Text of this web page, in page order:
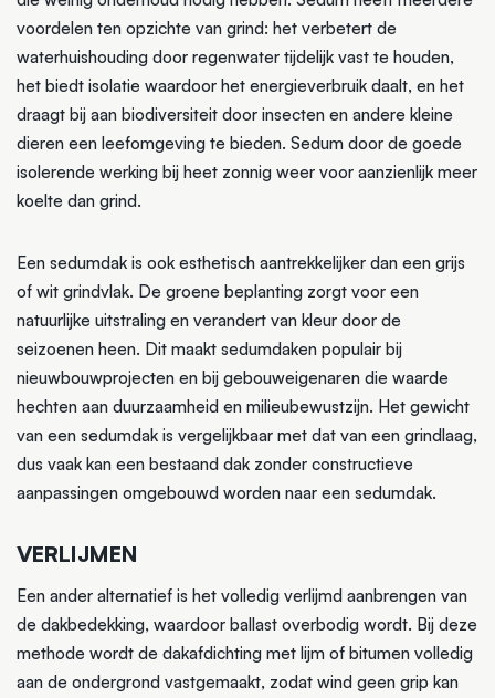
voordelen ten opzichte van grind: het verbetert de
waterhuishouding door regenwater tijdelijk vast te houden,
het biedt isolatie waardoor het energieverbruik daalt, en het
draagt bij aan biodiversiteit door insecten en andere kleine
dieren een leefomgeving te bieden. Sedum door de goede
isolerende werking bij heet zonnig weer voor aanzienlijk meer
koelte dan grind.
Een sedumdak is ook esthetisch aantrekkelijker dan een grijs
of wit grindvlak. De groene beplanting zorgt voor een
natuurlijke uitstraling en verandert van kleur door de
seizoenen heen. Dit maakt sedumdaken populair bij
nieuwbouwprojecten en bij gebouweigenaren die waarde
hechten aan duurzaamheid en milieubewustzijn. Het gewicht
van een sedumdak is vergelijkbaar met dat van een grindlaag,
dus vaak kan een bestaand dak zonder constructieve
aanpassingen omgebouwd worden naar een sedumdak.
VERLIJMEN
Een ander alternatief is het volledig verlijmd aanbrengen van
de dakbedekking, waardoor ballast overbodig wordt. Bij deze
methode wordt de dakafdichting met lijm of bitumen volledig
aan de ondergrond vastgemaakt, zodat wind geen grip kan